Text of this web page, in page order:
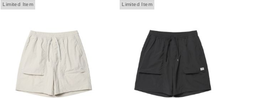
Limited Item Limited Item